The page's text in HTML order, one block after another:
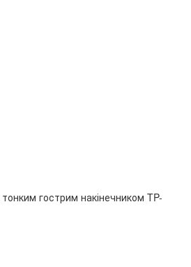
гострим накінечником TP-